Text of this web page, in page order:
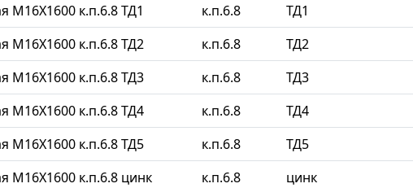
М16Х1600 к.п.6.8 ТД1 к.п.6.8 ТД1
М16Х1600 к.п.6.8 ТД2 к.п.6.8 ТД2
М16Х1600 к.п.6.8 ТД3 к.п.6.8 ТД3
М16Х1600 к.п.6.8 ТД4 к.п.6.8 ТД4
М16Х1600 к.п.6.8 ТД5 к.п.6.8 ТД5
М16Х1600 к.п.6.8 цинк к.п.6.8 цинк